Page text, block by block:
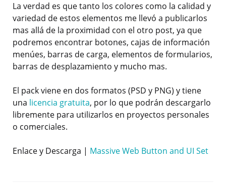
La verdad es que tanto los colores como la calidad y
variedad de estos elementos me llevó a publicarlos
mas allá de la proximidad con el otro post, ya que
podremos encontrar botones, cajas de información
menúes, barras de carga, elementos de formularios,
barras de desplazamiento y mucho mas.
El pack viene en dos formatos (PSD y PNG) y tiene
una licencia gratuita, por lo que podrán descargarlo
libremente para utilizarlos en proyectos personales
o comerciales.
Enlace y Descarga | Massive Web Button and UI Set